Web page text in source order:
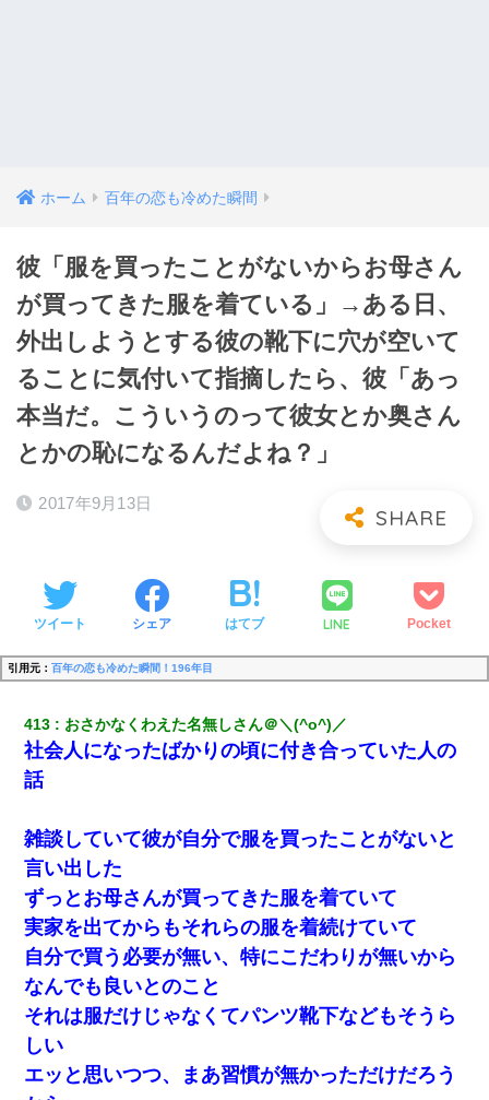
ホーム 百年の恋も冷めた瞬間
彼「服を買ったことがないからお母さん
が買ってきた服を着ている」→ある日、
外出しようとする彼の靴下に穴が空いて
ることに気付いて指摘したら、彼「あっ
本当だ。こういうのって彼女とか奥さん
とかの恥になるんだよね？」
2017年9月13日
ツイート シェア はてブ LINE Pocket
引用元： 百年の恋も冷めた瞬間！196年目
413 おさかなくわえた名無しさん＠＼(^o^)／
社会人になったばかりの頃に付き合っていた人の
話
雑談していて彼が自分で服を買ったことがないと
言い出した
ずっとお母さんが買ってきた服を着ていて
実家を出てからもそれらの服を着続けていて
自分で買う必要が無い、特にこだわりが無いから
なんでも良いとのこと
それは服だけじゃなくてパンツ靴下などもそうら
しい
エッと思いつつ、まあ習慣が無かっただけだろう